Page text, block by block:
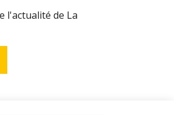
l'actualité de La